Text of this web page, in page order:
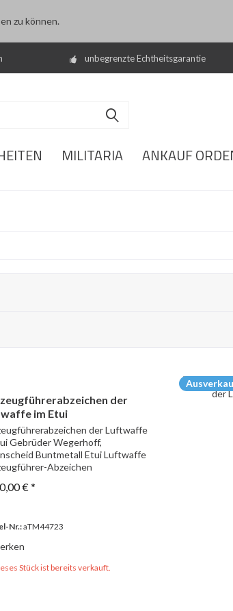
zu können.
unbegrenzte Echtheitsgarantie
MILITARIA ANKAUF
der
im Etui
der Luftwaffe
Gebrüder Wegerhoff,
Buntmetall Etui Luftwaffe
Abzeichen
€ *
Nr.:aTM44723
Stück ist bereits verkauft.